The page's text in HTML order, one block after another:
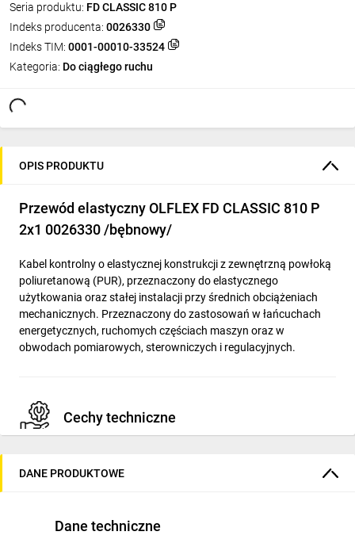
Seria produktu: FD CLASSIC 810 P
Indeks producenta: 0026330
Indeks TIM: 0001-00010-33524
Kategoria: Do ciągłego ruchu
OPIS PRODUKTU
Przewód elastyczny OLFLEX FD CLASSIC 810 P
2x1 0026330 /bębnowy/
Kabel kontrolny o elastycznej konstrukcji z zewnętrzną powłoką
poliuretanową (PUR), przeznaczony do elastycznego
użytkowania oraz stałej instalacji przy średnich obciążeniach
mechanicznych. Przeznaczony do zastosowań w łańcuchach
energetycznych, ruchomych częściach maszyn oraz w
obwodach pomiarowych, sterowniczych i regulacyjnych.
Cechy techniczne
identyfikacja żył — cyfry.
Powłoka zewnętrzna: PUR (poliuretan) — odporność na
DANE PRODUKTOWE
Dane techniczne